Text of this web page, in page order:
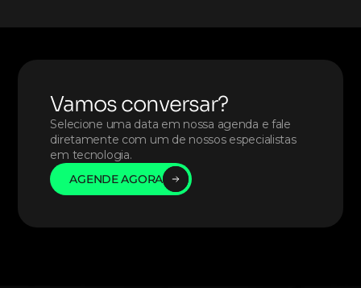
Vamos conversar?
Selecione uma data em nossa agenda e fale
diretamente com um de nossos especialistas
em tecnologia.
AGENDE AGORA
AGENDE AGORA
AGENDE AGORA